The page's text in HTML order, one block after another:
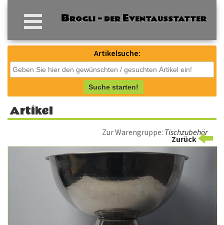
Artikelsuche:
Suche starten!
Artikel
Zur Warengruppe: Tischzubehör
Zurück